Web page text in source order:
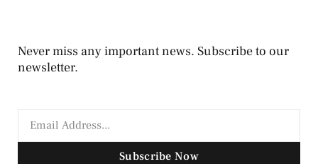
Never miss any important news. Subscribe to our
newsletter.
Subscribe Now